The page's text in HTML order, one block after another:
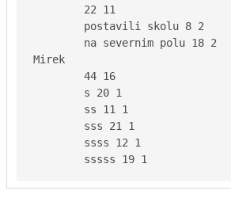
Mirek
	sssss 19 1